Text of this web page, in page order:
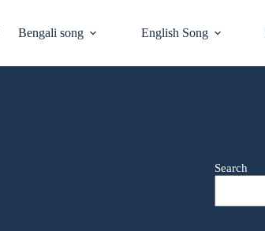
Bengali song English Song
Search